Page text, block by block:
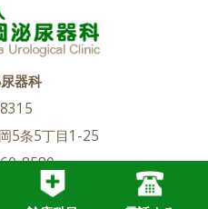
器科
5条5丁目1-25
8580